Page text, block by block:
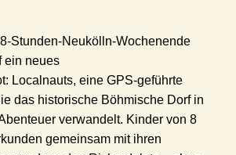
Stunden-Neukölln-Wochenende
ein neues
Localnauts, eine GPS-geführte
das historische Böhmische Dorf in
verwandelt. Kinder von 8
gemeinsam mit ihren